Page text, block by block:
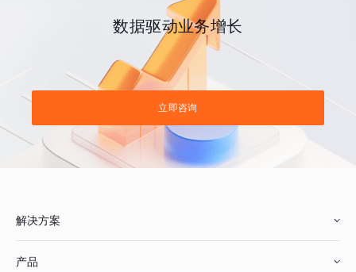
数据驱动业务增长
立即咨询
解决方案
产品